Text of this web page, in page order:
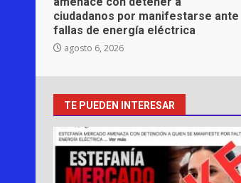
ciudadanos por manifestarse ante
fallas de energía eléctrica
agosto 6, 2026
TE PUEDEN INTERESAR